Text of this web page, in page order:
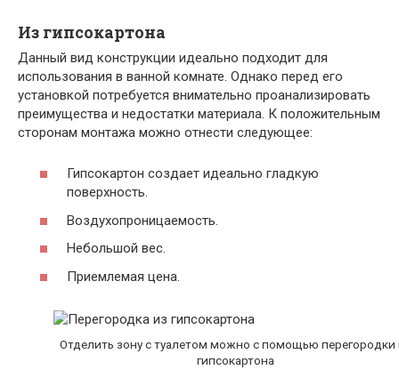
Из гипсокартона
Данный вид конструкции идеально подходит для
использования в ванной комнате. Однако перед его
установкой потребуется внимательно проанализировать
преимущества и недостатки материала. К положительным
сторонам монтажа можно отнести следующее:
Гипсокартон создает идеально гладкую
поверхность.
Воздухопроницаемость.
Небольшой вес.
Приемлемая цена.
Отделить зону с туалетом можно с помощью перегородки
гипсокартона